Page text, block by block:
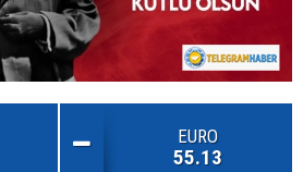
EURO
55.13